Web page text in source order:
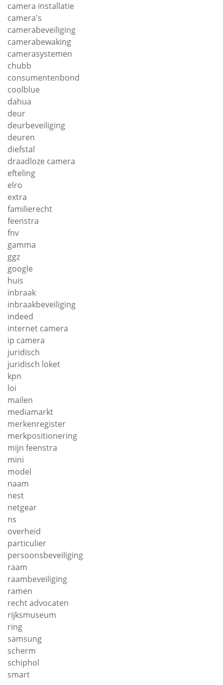
camera installatie
camera's
camerabeveiliging
camerabewaking
camerasystemen
chubb
consumentenbond
coolblue
dahua
deur
deurbeveiliging
deuren
diefstal
draadloze camera
efteling
elro
extra
familierecht
feenstra
fnv
gamma
ggz
google
huis
inbraak
inbraakbeveiliging
indeed
internet camera
ip camera
juridisch
juridisch loket
kpn
loi
mailen
mediamarkt
merkenregister
merkpositionering
mijn feenstra
mini
model
naam
nest
netgear
ns
overheid
particulier
persoonsbeveiliging
raam
raambeveiliging
ramen
recht advocaten
rijksmuseum
ring
samsung
scherm
schiphol
smart